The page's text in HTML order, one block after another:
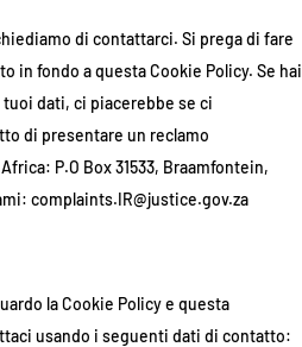
di contattarci. Si prega di fare
in fondo a questa Cookie Policy. Se hai
dati, ci piacerebbe se ci
di presentare un reclamo
P.O Box 31533, Braamfontein,
complaints.IR@justice.gov.za
la Cookie Policy e questa
usando i seguenti dati di contatto: